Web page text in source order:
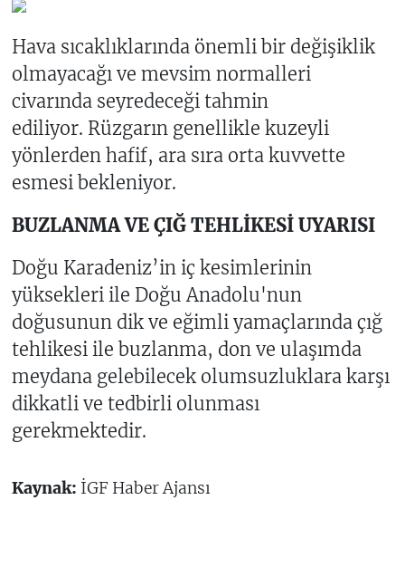
Hava sıcaklıklarında önemli bir değişiklik
olmayacağı ve mevsim normalleri
civarında seyredeceği tahmin
ediliyor. Rüzgarın genellikle kuzeyli
yönlerden hafif, ara sıra orta kuvvette
esmesi bekleniyor.
BUZLANMA VE ÇIĞ TEHLİKESİ UYARISI
Doğu Karadeniz’in iç kesimlerinin
yüksekleri ile Doğu Anadolu'nun
doğusunun dik ve eğimli yamaçlarında çığ
tehlikesi ile buzlanma, don ve ulaşımda
meydana gelebilecek olumsuzluklara karşı
dikkatli ve tedbirli olunması
gerekmektedir.
Kaynak: İGF Haber Ajansı